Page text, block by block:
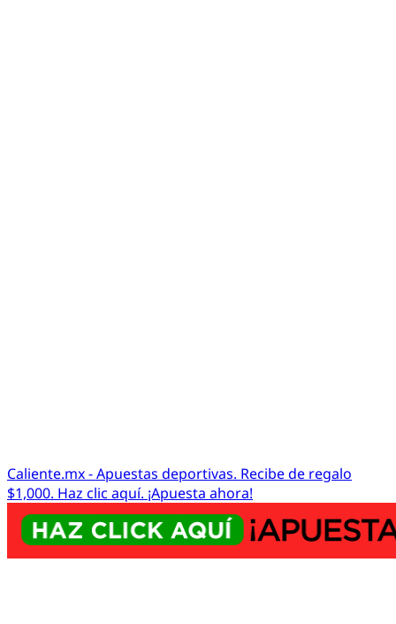
Caliente.mx - Apuestas deportivas. Recibe de regalo
$1,000. Haz clic aquí. ¡Apuesta ahora!